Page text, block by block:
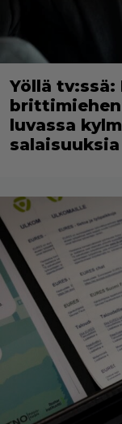
Yöllä
luvassa
salaisuuksia